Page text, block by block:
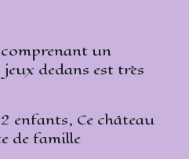
un
dedans est très
enfants, Ce château
de famille